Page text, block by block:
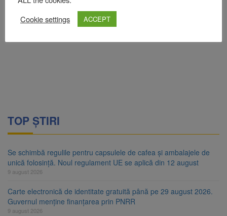
TOP ȘTIRI
Se schimbă regulile pentru capsulele de cafea și ambalajele de
unică folosință. Noul regulament UE se aplică din 12 august
9 august 2026
Carte electronică de identitate gratuită până pe 29 august 2026.
Guvernul menține finanțarea prin PNRR
9 august 2026
Cookie settings
ACCEPT